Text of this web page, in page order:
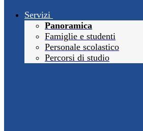
Servizi
Panoramica
Famiglie e studenti
Personale scolastico
Percorsi di studio